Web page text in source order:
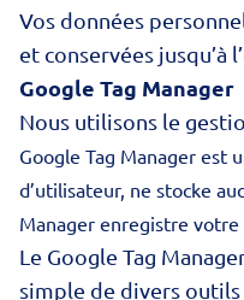
Vos données
et conservées jusqu’à
Google Tag Manager
Nous utilisons le
Google Tag Manager est
d’utilisateur, ne stocke
Manager enregistre votre
Le Google Tag
simple de divers outils